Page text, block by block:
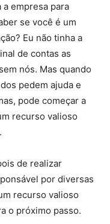
empresa para
se você é um
Eu não tinha a
de contas as
nós. Mas quando
pedem ajuda e
pode começar a
recurso valioso
de realizar
por diversas
recurso valioso
o próximo passo.